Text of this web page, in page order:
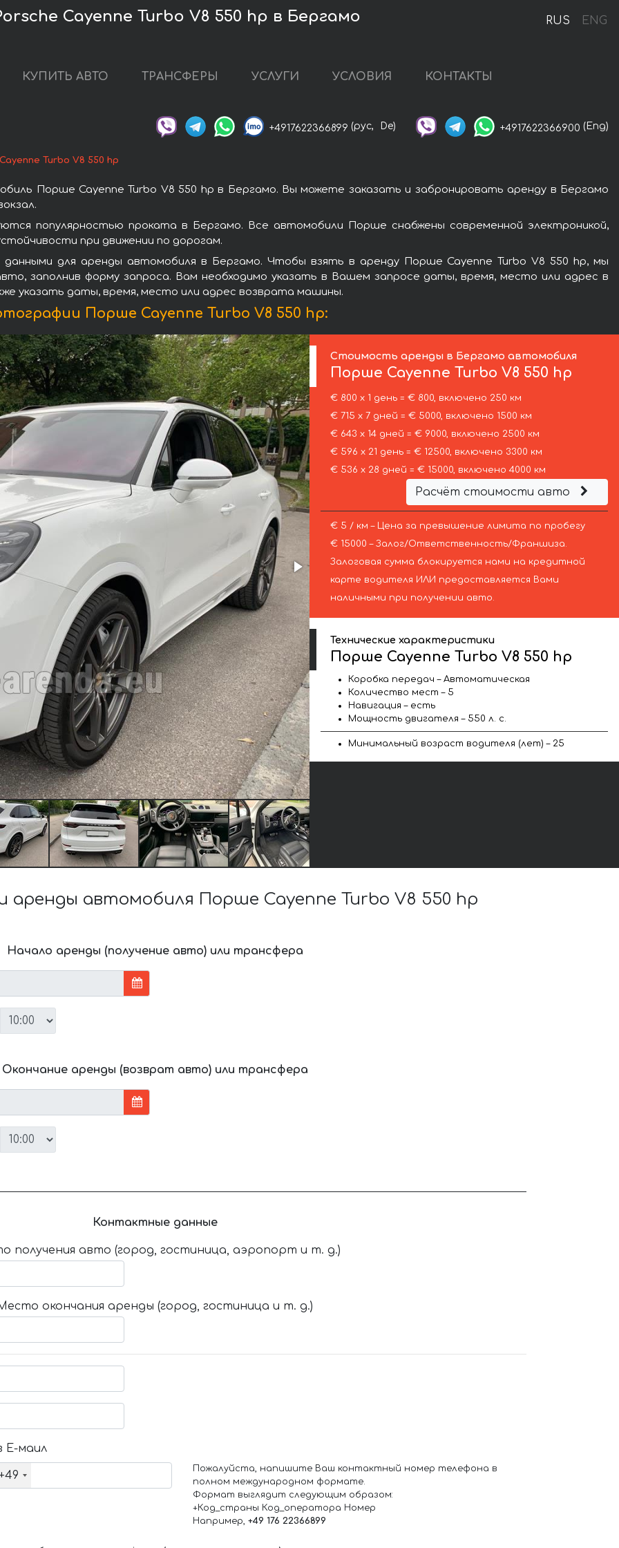
RUS ENG
Cayenne Turbo V8 550 hp в Бергамо
КУПИТЬ АВТО ТРАНСФЕРЫ УСЛУГИ УСЛОВИЯ КОНТАКТЫ
+4917622366899 (рус, De) +4917622366900 (Eng)
Turbo V8 550 hp
Порше Cayenne Turbo V8 550 hp в Бергамо. Вы можете заказать и забронировать аренду в Бергамо
популярностью проката в Бергамо. Все автомобили Порше снабжены современной электроникой,
при движении по дорогам.
для аренды автомобиля в Бергамо. Чтобы взять в аренду Порше Cayenne Turbo V8 550 hp, мы
заполнив форму запроса. Вам необходимо указать в Вашем запросе даты, время, место или адрес в
указать даты, время, место или адрес возврата машины.
Порше Cayenne Turbo V8 550 hp:
Стоимость аренды в Бергамо автомобиля
Порше Cayenne Turbo V8 550 hp
€ 800 х 1 день = € 800, включено 250 км
€ 715 х 7 дней = € 5000, включено 1500 км
€ 643 х 14 дней = € 9000, включено 2500 км
€ 596 х 21 день = € 12500, включено 3300 км
€ 536 х 28 дней = € 15000, включено 4000 км
Расчёт стоимости авто
€ 5 / км – Цена за превышение лимита по пробегу
€ 15000 – Залог/Ответственность/Франшиза.
Залоговая сумма блокируется нами на кредитной
карте водителя ИЛИ предоставляется Вами
наличными при получении авто.
Технические характеристики
Порше Cayenne Turbo V8 550 hp
Коробка передач – Автоматическая
Количество мест – 5
Навигация – есть
Мощность двигателя – 550 л. с.
Минимальный возраст водителя (лет) – 25
автомобиля Порше Cayenne Turbo V8 550 hp
Начало аренды (получение авто) или трансфера
Окончание аренды (возврат авто) или трансфера
Контактные данные
получения авто (город, гостиница, аэропорт и т. д.)
окончания аренды (город, гостиница и т. д.)
Е-маил
Пожалуйста, напишите Ваш контактный номер телефона в
полном международном формате.
Формат выглядит следующим образом:
+Код_страны Код_оператора Номер
Например, +49 176 22366899